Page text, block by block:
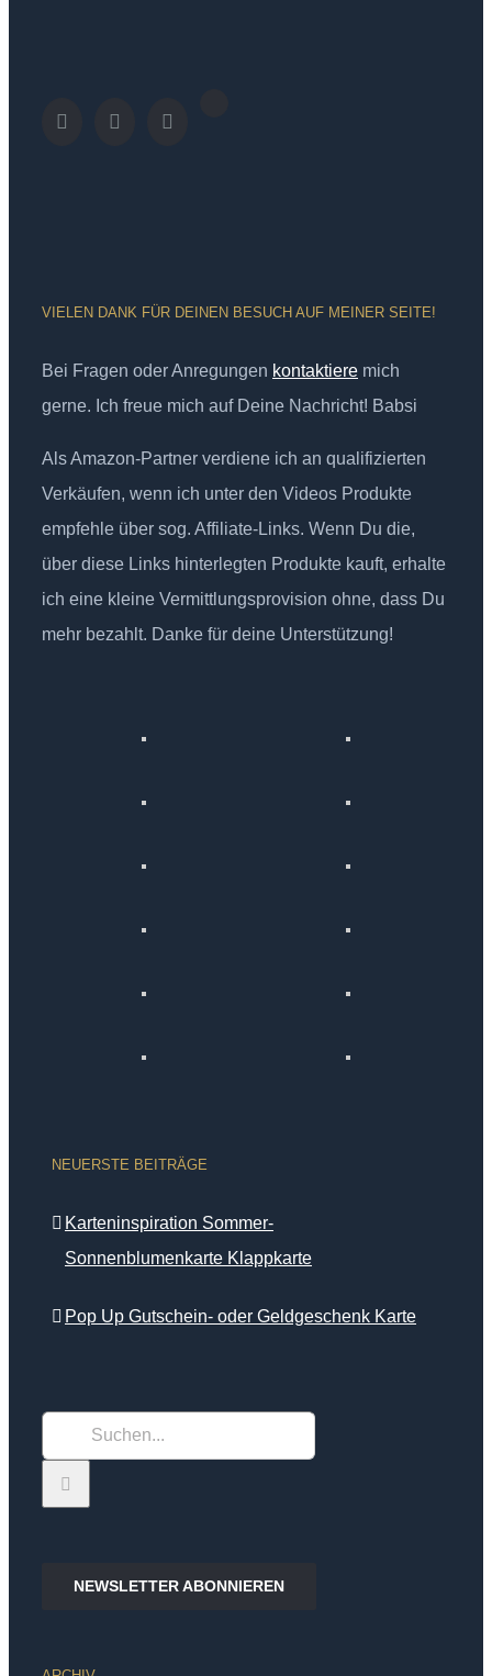
VIELEN DANK FÜR DEINEN BESUCH AUF MEINER SEITE!
Bei Fragen oder Anregungen kontaktiere mich
gerne. Ich freue mich auf Deine Nachricht! Babsi
Als Amazon-Partner verdiene ich an qualifizierten
Verkäufen, wenn ich unter den Videos Produkte
empfehle über sog. Affiliate-Links. Wenn Du die,
über diese Links hinterlegten Produkte kauft, erhalte
ich eine kleine Vermittlungsprovision ohne, dass Du
mehr bezahlt. Danke für deine Unterstützung!
NEUERSTE BEITRÄGE
Karteninspiration Sommer-
Sonnenblumenkarte Klappkarte
Pop Up Gutschein- oder Geldgeschenk Karte
nach:
NEWSLETTER ABONNIEREN